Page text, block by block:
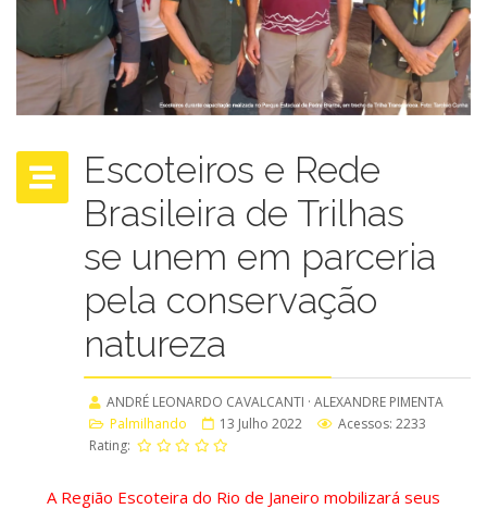
Escoteiros e Rede
Brasileira de Trilhas
se unem em parceria
pela conservação
natureza
ANDRÉ LEONARDO CAVALCANTI · ALEXANDRE PIMENTA
Palmilhando
13 Julho 2022
Acessos: 2233
Rating:
A Região Escoteira do Rio de Janeiro mobilizará seus